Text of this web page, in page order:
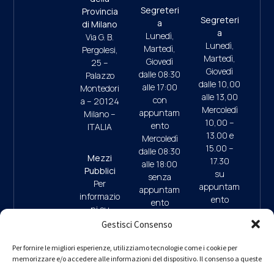
Gestisci Consenso
Per fornire le migliori esperienze, utilizziamo tecnologie come i cookie per
memorizzare e/o accedere alle informazioni del dispositivo. Il consenso a queste
Provincia
di Milano
Via G. B.
Pergolesi,
25 –
Palazzo
Montedori
a – 20124
Milano –
ITALIA
Mezzi
Pubblici
Per
informazio
ni su
mezzi
parcheggi
clicca qui
Segreteri
a
Lunedì,
Martedì,
Giovedì
dalle 08:30
alle 17:00
con
appuntam
ento
Mercoledì
dalle 08:30
alle 18:00
senza
appuntam
ento
accesso
Segreteri
a
Lunedì,
Martedì,
Giovedì
dalle 10,00
alle 13,00
Mercoledì
10,00 –
13.00 e
15.00 –
17.30
su
appuntam
ento
09:30/13:
00 (da